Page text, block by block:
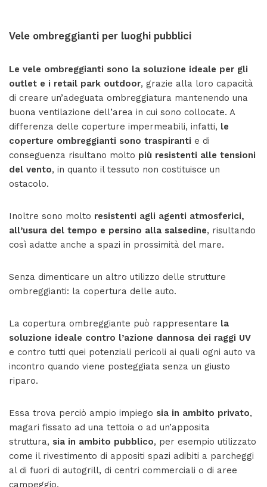
Vele ombreggianti per luoghi pubblici
Le vele ombreggianti sono la soluzione ideale per gli
outlet e i retail park outdoor, grazie alla loro capacità
di creare un’adeguata ombreggiatura mantenendo una
buona ventilazione dell’area in cui sono collocate. A
differenza delle coperture impermeabili, infatti, le
coperture ombreggianti sono traspiranti e di
conseguenza risultano molto più resistenti alle tensioni
del vento, in quanto il tessuto non costituisce un
ostacolo.
Inoltre sono molto resistenti agli agenti atmosferici,
all’usura del tempo e persino alla salsedine, risultando
così adatte anche a spazi in prossimità del mare.
Senza dimenticare un altro utilizzo delle strutture
ombreggianti: la copertura delle auto.
La copertura ombreggiante può rappresentare la
soluzione ideale contro l’azione dannosa dei raggi UV
e contro tutti quei potenziali pericoli ai quali ogni auto va
incontro quando viene posteggiata senza un giusto
riparo.
Essa trova perciò ampio impiego sia in ambito privato,
magari fissato ad una tettoia o ad un’apposita
struttura, sia in ambito pubblico, per esempio utilizzato
come il rivestimento di appositi spazi adibiti a parcheggi
al di fuori di autogrill, di centri commerciali o di aree
campeggio.